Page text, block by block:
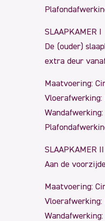
SLAAPKAMER I
De (ouder)
extra deur
Maatvoering:
Vloerafwerking:
Wandafwerking:
SLAAPKAMER II
Aan de
Maatvoering:
Vloerafwerking:
Wandafwerking: